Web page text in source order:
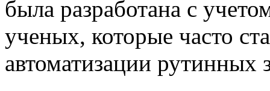
была разработана с
ученых, которые часто
автоматизации рутинных